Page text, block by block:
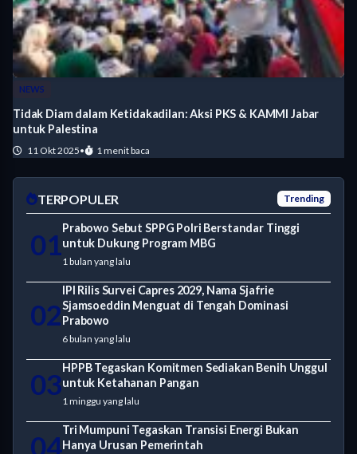
NEWS
Tidak Diam dalam Ketidakadilan: Aksi PKS & KAMMI Jabar
untuk Palestina
11 Okt 2025• 1 menit baca
TERPOPULER Trending
01Prabowo Sebut SPPG Polri Berstandar Tinggi
untuk Dukung Program MBG
1 bulan yang lalu
02
IPI Rilis Survei Capres 2029, Nama Sjafrie
Sjamsoeddin Menguat di Tengah Dominasi
Prabowo
6 bulan yang lalu
03HPPB Tegaskan Komitmen Sediakan Benih Unggul
untuk Ketahanan Pangan
1 minggu yang lalu
04Tri Mumpuni Tegaskan Transisi Energi Bukan
Hanya Urusan Pemerintah